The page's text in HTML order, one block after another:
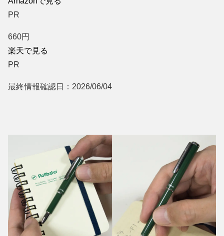
PR
660円
楽天で見る
PR
最終情報確認日：2026/06/04